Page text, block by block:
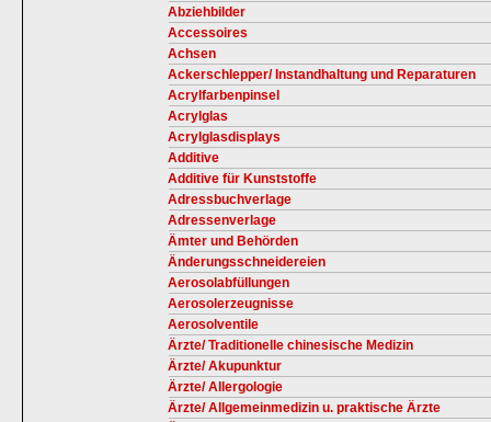
Abziehbilder
Accessoires
Achsen
Ackerschlepper/ Instandhaltung und Reparaturen
Acrylfarbenpinsel
Acrylglas
Acrylglasdisplays
Additive
Additive für Kunststoffe
Adressbuchverlage
Adressenverlage
Ämter und Behörden
Änderungsschneidereien
Aerosolabfüllungen
Aerosolerzeugnisse
Aerosolventile
Ärzte/ Traditionelle chinesische Medizin
Ärzte/ Akupunktur
Ärzte/ Allergologie
Ärzte/ Allgemeinmedizin u. praktische Ärzte